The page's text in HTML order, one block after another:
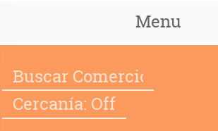
Menu
Cercanía: Off